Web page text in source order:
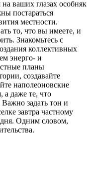
ваших глазах особняк
постараться
местности.
то, что вы имеете, и
Знакомьтесь с
коллективных
энерго- и
планы
создавайте
наполеоновские
а даже те, что
задать тон и
завтра частному
Одним словом,